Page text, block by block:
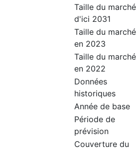
Taille du marché
d'ici 2031
Taille du marché
en 2023
Taille du marché
en 2022
Données
historiques
Année de base
Période de
prévision
Couverture du